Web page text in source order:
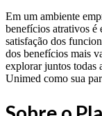
Em um ambiente
benefícios atrativos é
satisfação dos
dos benefícios mais
explorar juntos todas
Unimed como sua